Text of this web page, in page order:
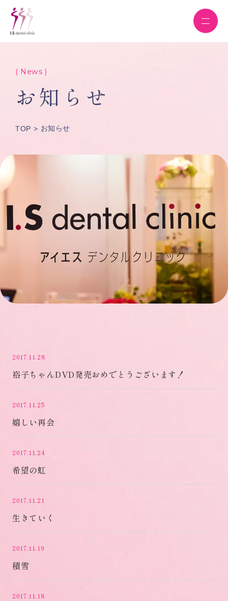
( News )
お知らせ
TOP お知らせ
2017.11.28
裕子ちゃんDVD発売おめでとうございます！
2017.11.25
嬉しい再会
2017.11.24
希望の虹
2017.11.21
生きていく
2017.11.19
積雪
2017.11.18